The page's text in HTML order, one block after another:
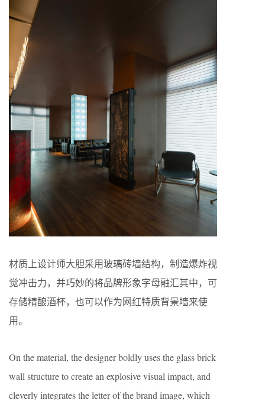
材质上设计师大胆采用玻璃砖墙结构，制造爆炸视
觉冲击力，并巧妙的将品牌形象字母融汇其中，可
存储精酿酒杯，也可以作为网红特质背景墙来使
用。
On the material, the designer boldly uses the glass brick
wall structure to create an explosive visual impact, and
cleverly integrates the letter of the brand image, which